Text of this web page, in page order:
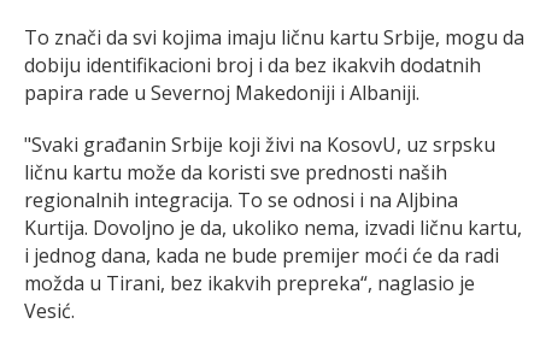
To znači da svi kojima imaju ličnu kartu Srbije, mogu da
dobiju identifikacioni broj i da bez ikakvih dodatnih
papira rade u Severnoj Makedoniji i Albaniji.
"Svaki građanin Srbije koji živi na KosovU, uz srpsku
ličnu kartu može da koristi sve prednosti naših
regionalnih integracija. To se odnosi i na Aljbina
Kurtija. Dovoljno je da, ukoliko nema, izvadi ličnu kartu,
i jednog dana, kada ne bude premijer moći će da radi
možda u Tirani, bez ikakvih prepreka“, naglasio je
Vesić.